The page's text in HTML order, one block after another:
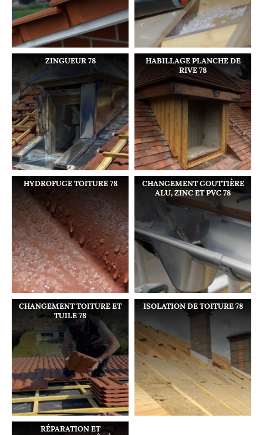
ZINGUEUR 78
HABILLAGE PLANCHE DE
RIVE 78
HYDROFUGE TOITURE 78
CHANGEMENT GOUTTIÈRE
ALU, ZINC ET PVC 78
CHANGEMENT TOITURE ET
TUILE 78
ISOLATION DE TOITURE 78
RÉPARATION ET